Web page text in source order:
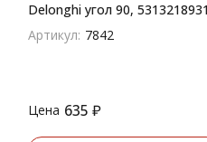
Delonghi угол 90, 5313218931
(ШЛАК019)
Артикул: 7842
Цена 635 ₽